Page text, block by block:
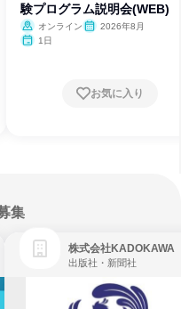
験プログラム説明会(WEB)
オンライン
2026年8月
1日
お気に入り
集
株式会社KADOKAWA
出版社・新聞社